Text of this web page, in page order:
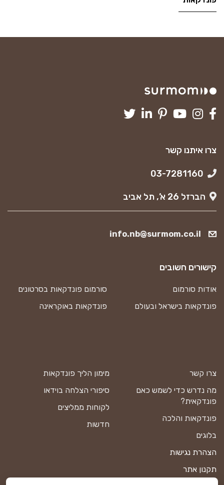
צרו איתנו קשר
הברזל 26 א’, תל אביב
info.nb@surmom.co.il
צרו קשר
מה נדרש כדי לשמש כאם
פונדקאית?
פונדקאות והלכה
בלוגים
הצהרת נגישות
תקנון אתר
מימון הליך פונדקאות
סיפורי הצלחה בוידאו
לקוחות ממליצים
חדשות
קישורים חשובים
אודות סורמום
סורמום פונדקאות בסרטונים
פונדקאות בישראל ובעולם
פונדקאות באוקראינה